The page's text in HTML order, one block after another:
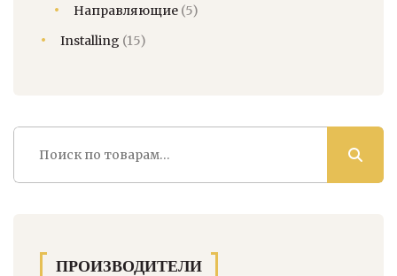
Направляющие (5)
Installing (15)
Искать:
ПРОИЗВОДИТЕЛИ